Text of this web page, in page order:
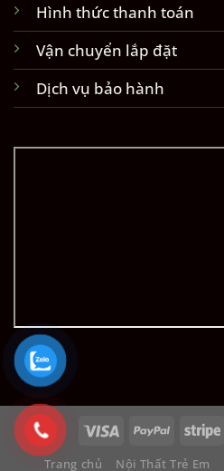
Hình thức thanh toán
Vận chuyển lắp đặt
Dịch vụ bảo hành
Trang chủ Nội Thất Trẻ Em